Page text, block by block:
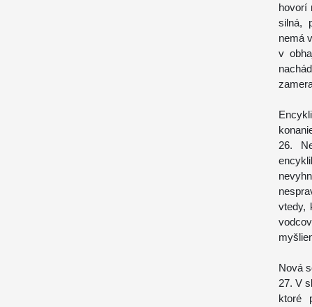
hovorí
silná,
nemá
v
26.
vtedy,
Nová
27. V
ktoré